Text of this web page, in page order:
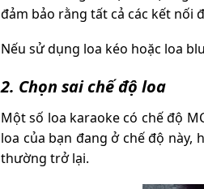
đảm bảo rằng tất cả các kết nối
Nếu sử dụng loa kéo hoặc loa
2. Chọn sai chế độ loa
Một số loa karaoke có chế độ
loa của bạn đang ở chế độ này,
thường trở lại.